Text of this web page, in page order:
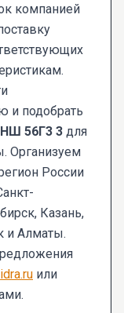
компанией
и подобрать
56Г3 3 для
Организуем
России
Казань,
и Алматы.
или